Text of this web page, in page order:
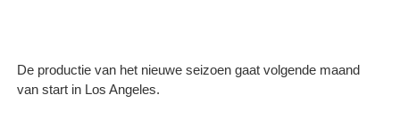
De productie van het nieuwe seizoen gaat volgende maand
van start in Los Angeles.